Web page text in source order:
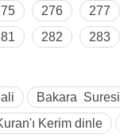
276 277
282 283
Bakara Suresi
Kerim dinle